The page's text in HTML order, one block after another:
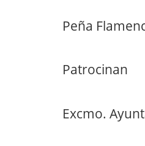
Peña
Patrocinan
Excmo.